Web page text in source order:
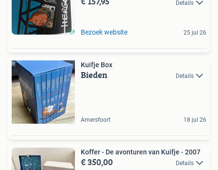
Details
Bezoek website 25 jul 26
Kuifje Box
Bieden Details
Amersfoort 18 jul 26
Koffer - De avonturen van Kuifje - 2007
€ 350,00 Details